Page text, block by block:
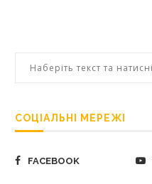
СОЦІАЛЬНІ МЕРЕЖІ
FACEBOOK